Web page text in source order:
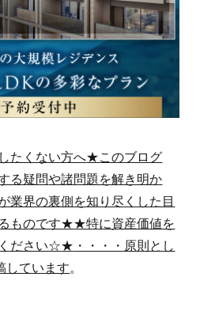
たくない方へ★このブログ
る疑問や諸問題を解き明か
業界の裏側を知り尽くした目
ものです★★特に資産価値を
ださい☆★ ・・・・原則とし
しています。